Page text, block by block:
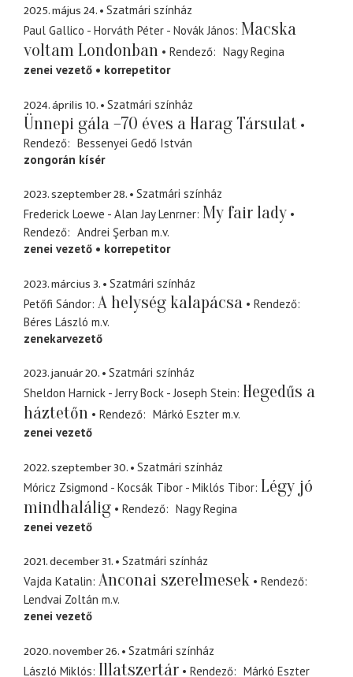
2025. május 24.
Szatmári színház
Paul Gallico - Horváth Péter - Novák János Macska
voltam Londonban
Rendező
Nagy Regina
zenei vezető
korrepetitor
2024. április 10. Szatmári színház
Ünnepi gála –70 éves a Harag Társulat
Rendező
Bessenyei Gedő István
zongorán kísér
2023. szeptember 28.
Szatmári színház
Frederick Loewe - Alan Jay Lenrner My fair lady
Rendező Andrei Şerban m.v.
zenei vezető
korrepetitor
2023. március 3.
Szatmári színház
Petőfi Sándor A helység kalapácsa
Rendező
Béres László m.v.
zenekarvezető
2023. január 20.
Szatmári színház
Sheldon Harnick - Jerry Bock - Joseph Stein Hegedűs a
háztetőn
Rendező Márkó Eszter m.v.
zenei vezető
2022. szeptember 30.
Szatmári színház
Móricz Zsigmond - Kocsák Tibor - Miklós Tibor Légy jó
mindhalálig
Rendező
Nagy Regina
zenei vezető
2021. december 31.
Szatmári színház
Vajda Katalin Anconai szerelmesek
Rendező
Lendvai Zoltán m.v.
zenei vezető
2020. november 26.
Szatmári színház
László Miklós Illatszertár Rendező Márkó Eszter